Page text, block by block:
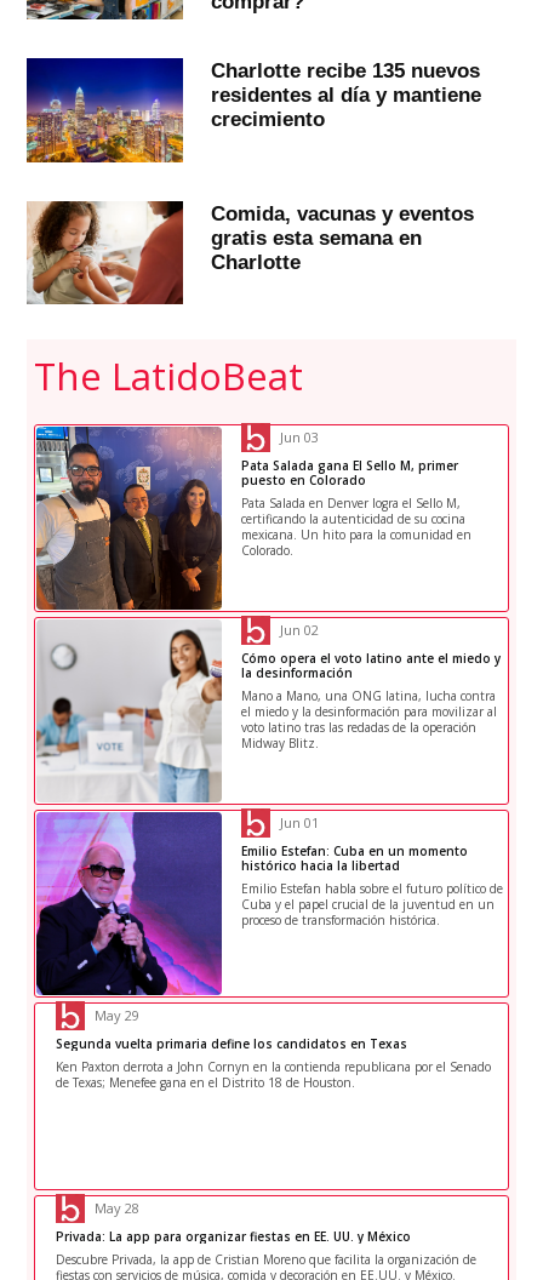
Charlotte recibe 135 nuevos
residentes al día y mantiene
crecimiento
Comida, vacunas y eventos
gratis esta semana en
Charlotte